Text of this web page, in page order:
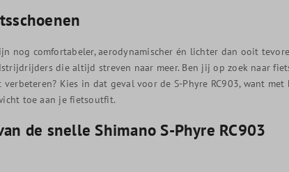
nog comfortabeler, aerodynamischer én lichter dan ooit
die altijd streven naar meer. Ben jij op zoek naar
Kies in dat geval voor de S-Phyre RC903, want met
toe aan je fietsoutfit.
de snelle Shimano S-Phyre RC903